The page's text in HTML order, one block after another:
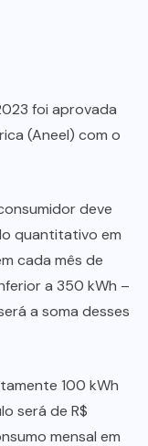
foi aprovada
(Aneel) com o
deve
quantitativo em
cada mês de
a 350 kWh –
a soma desses
100 kWh
será de R$
mensal em